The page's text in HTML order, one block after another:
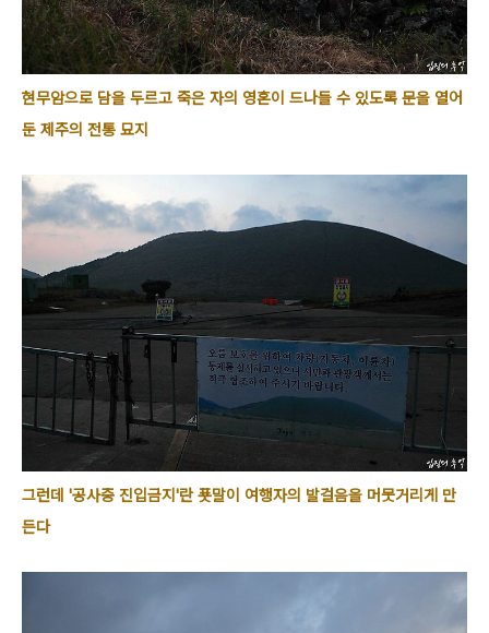
현무암으로 담을 두르고 죽은 자의 영혼이 드나들 수 있도록 문을 열어
둔 제주의 전통 묘지
그런데 '공사중 진입금지'란 푯말이 여행자의 발걸음을 머뭇거리게 만
든다